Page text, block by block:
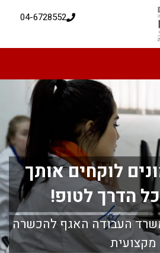
04-6728552
לוקחים אותך
הדרך לטופ!
העבודה האגף להכשרה
מקצועית